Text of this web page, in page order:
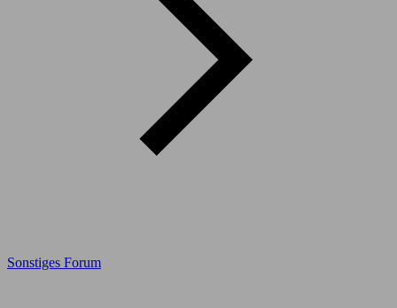
Sonstiges Forum